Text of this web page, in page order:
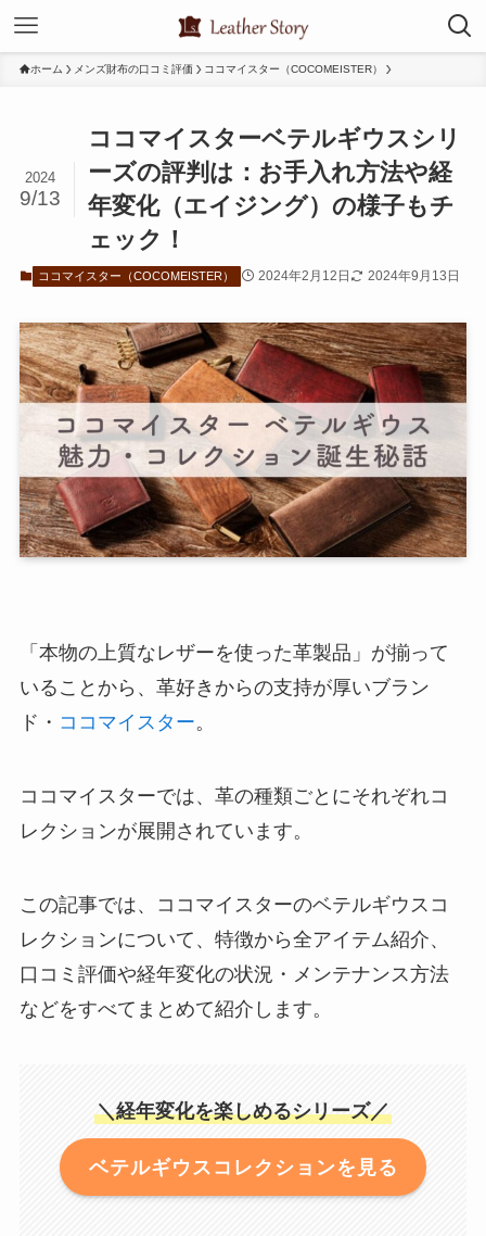
ホーム メンズ財布の口コミ評価 ココマイスター（COCOMEISTER）
ココマイスターベテルギウスシリ
ーズの評判は：お手入れ方法や経
年変化（エイジング）の様子もチ
ェック！
2024
9/13
ココマイスター（COCOMEISTER） 2024年2月12日 2024年9月13日
「本物の上質なレザーを使った革製品」が揃って
いることから、革好きからの支持が厚いブラン
ド・ ココマイスター。
ココマイスターでは、革の種類ごとにそれぞれコ
レクションが展開されています。
この記事では、ココマイスターのベテルギウスコ
レクションについて、特徴から全アイテム紹介、
口コミ評価や経年変化の状況・メンテナンス方法
などをすべてまとめて紹介します。
＼経年変化を楽しめるシリーズ／
ベテルギウスコレクションを見る